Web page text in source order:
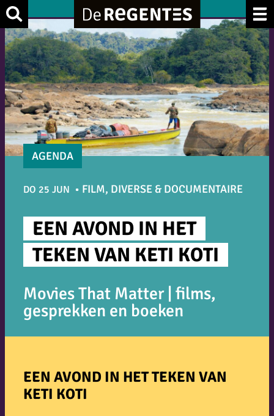
Ga
naar
de
inhoud
AGENDA
DO 25 JUN FILM, DIVERSE & DOCUMENTAIRE
EEN AVOND IN HET
TEKEN VAN KETI KOTI
Movies That Matter | films,
gesprekken en boeken
EEN AVOND IN HET TEKEN VAN
KETI KOTI